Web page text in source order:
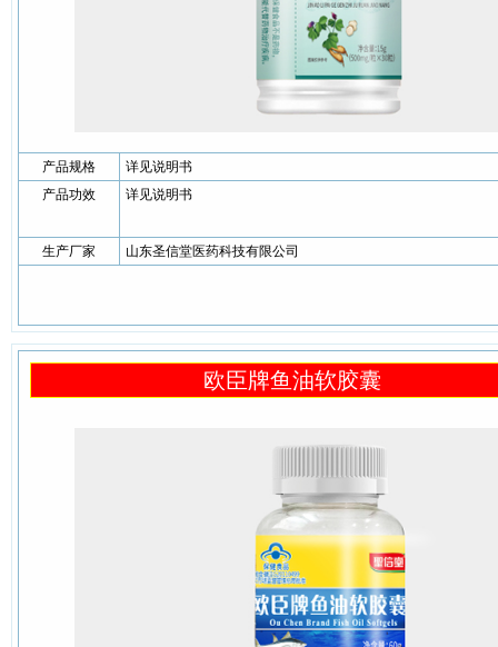
产品规格
详见说明书
产品功效
详见说明书
生产厂家 山东圣信堂医药科技有限公司
欧臣牌鱼油软胶囊